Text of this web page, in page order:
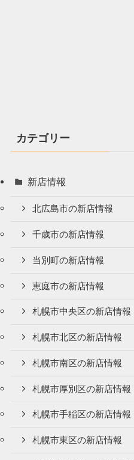
カテゴリー
新店情報
北広島市の新店情報
千歳市の新店情報
当別町の新店情報
恵庭市の新店情報
札幌市中央区の新店情報
札幌市北区の新店情報
札幌市南区の新店情報
札幌市厚別区の新店情報
札幌市手稲区の新店情報
札幌市東区の新店情報